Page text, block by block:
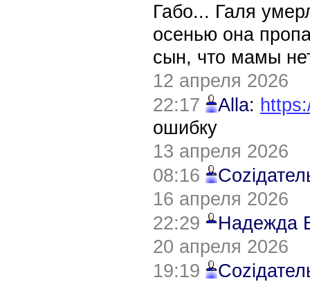
Габо... Галя
осенью она
сын, что мамы
12 апреля 2026
22:17
Alla:
ошибку
13 апреля 2026
08:16
16 апреля 2026
22:29
Надежда
20 апреля 2026
19:19